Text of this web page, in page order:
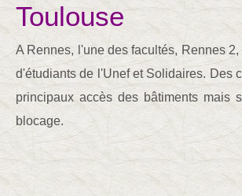
Toulouse
A Rennes, l'une des facultés, Rennes
d'étudiants de l'Unef et Solidaires. Des
principaux accès des bâtiments mais
blocage.